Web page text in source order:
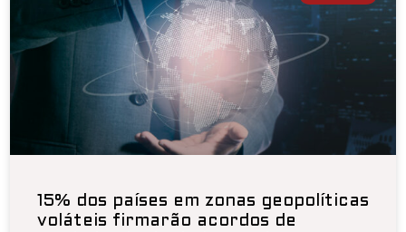
15% dos países em zonas geopolíticas
voláteis firmarão acordos de